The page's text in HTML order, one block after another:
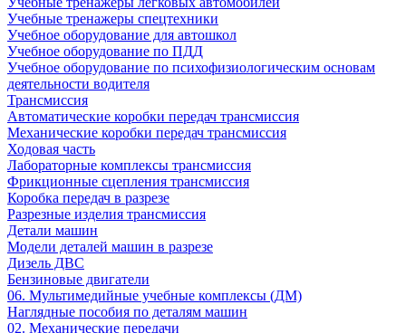
Учебные тренажеры спецтехники
Учебное оборудование для автошкол
Учебное оборудование по ПДД
Учебное оборудование по психофизиологическим основам
деятельности водителя
Трансмиссия
Автоматические коробки передач трансмиссия
Механические коробки передач трансмиссия
Ходовая часть
Лабораторные комплексы трансмиссия
Фрикционные сцепления трансмиссия
Коробка передач в разрезе
Разрезные изделия трансмиссия
Детали машин
Модели деталей машин в разрезе
Дизель ДВС
Бензиновые двигатели
06. Мультимедийные учебные комплексы (ДМ)
Наглядные пособия по деталям машин
02. Механические передачи